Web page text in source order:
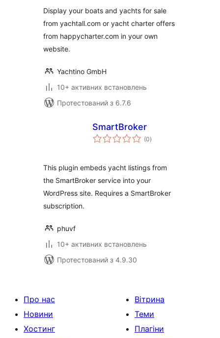
Display your boats and yachts for sale
from yachtall.com or yacht charter offers
from happycharter.com in your own
website.
Yachtino GmbH
10+ активних встановлень
Протестований з 6.7.6
SmartBroker
(0загальний
рейтинг
)
This plugin embeds yacht listings from
the SmartBroker service into your
WordPress site. Requires a SmartBroker
subscription.
phuvf
10+ активних встановлень
Протестований з 4.9.30
Про нас
Новини
Хостинг
Вітрина
Теми
Плагіни